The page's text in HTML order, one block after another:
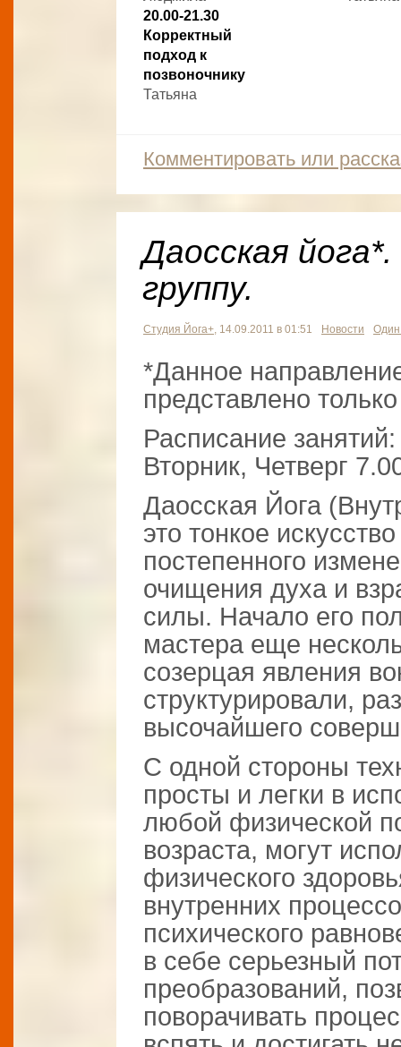
20.00-21.30
Корректный
подход к
позвоночнику
Татьяна
Комментировать или
Даосская
группу.
Студия Йога+, 14.09.2011 в 01:51 Новости Один
*Данное
представлено
Расписание
Вторник, Четверг
Даосская Йога
это тонкое
постепенного
очищения духа и
силы. Начало его
мастера еще
созерцая явления
структурировали,
высочайшего
С одной стороны
просты и легки в
любой физической
возраста, могут
физического
внутренних
психического
в себе серьезный
преобразований,
поворачивать